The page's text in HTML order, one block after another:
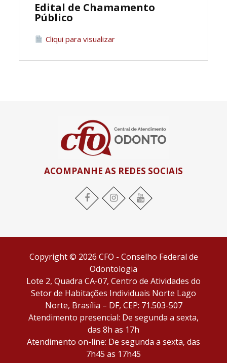
Edital de Chamamento
Público
Cliqui para visualizar
ACOMPANHE AS REDES SOCIAIS
Copyright © 2026 CFO - Conselho Federal de
Odontologia
Lote 2, Quadra CA-07, Centro de Atividades do
Setor de Habitações Individuais Norte Lago
Norte, Brasília – DF, CEP: 71.503-507
Atendimento presencial: De segunda a sexta,
das 8h as 17h
Atendimento on-line: De segunda a sexta, das
7h45 as 17h45